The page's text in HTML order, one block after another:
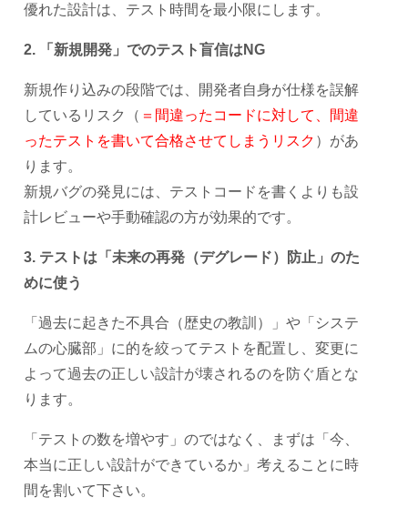
優れた設計は、テスト時間を最小限にします。
2. 「新規開発」でのテスト盲信はNG
新規作り込みの段階では、開発者自身が仕様を誤解
しているリスク（ ＝間違ったコードに対して、間違
ったテストを書いて合格させてしまうリスク ）があ
ります。
新規バグの発見には、テストコードを書くよりも設
計レビューや手動確認の方が効果的です。
3. テストは「未来の再発（デグレード）防止」のた
めに使う
「過去に起きた不具合（歴史の教訓）」や「システ
ムの心臓部」に的を絞ってテストを配置し、変更に
よって過去の正しい設計が壊されるのを防ぐ盾とな
ります。
「テストの数を増やす」のではなく、まずは「今、
本当に正しい設計ができているか」考えることに時
間を割いて下さい。